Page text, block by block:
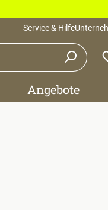
Service & Hilfe
Angebote